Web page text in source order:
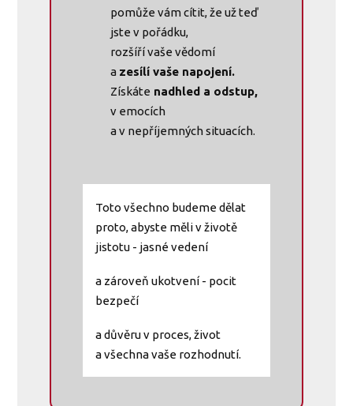
pomůže vám cítit, že už teď
jste v pořádku,
rozšíří vaše vědomí
a zesílí vaše napojení.
Získáte nadhled a odstup,
v emocích
a v nepříjemných situacích.
Toto všechno budeme dělat
proto, abyste měli v životě
jistotu - jasné vedení
a zároveň ukotvení - pocit
bezpečí
a důvěru v proces, život
a všechna vaše rozhodnutí.